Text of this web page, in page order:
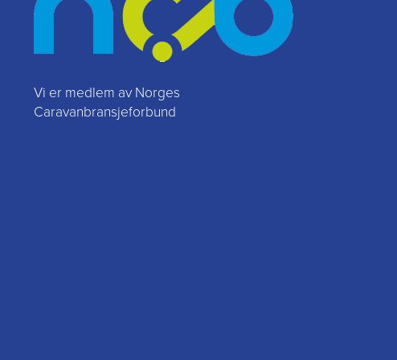
Vi er medlem av Norges
Caravanbransjeforbund